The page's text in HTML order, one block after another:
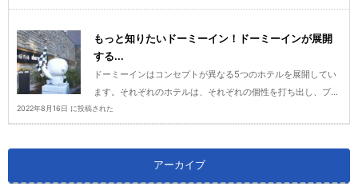
もっと知りたいドーミーイン！ドーミーインが展開
する...
ドーミーインはコンセプトが異なる5つのホテルを展開してい
ます。それぞれのホテルは、それぞれの個性を打ち出し、ブ...
2022年8月16日 に投稿された
アーカイブ